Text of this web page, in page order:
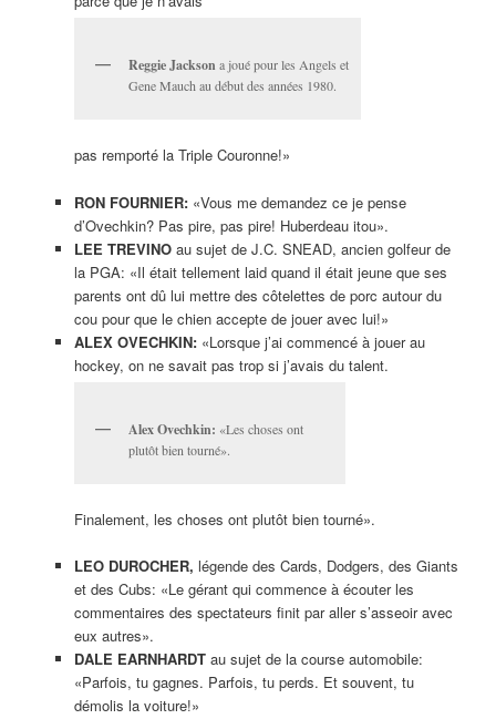
Reggie Jackson a joué pour les Angels et
Gene Mauch au début des années 1980.
pas remporté la Triple Couronne!»
RON FOURNIER: «Vous me demandez ce je pense
d’Ovechkin? Pas pire, pas pire! Huberdeau itou».
LEE TREVINO au sujet de J.C. SNEAD, ancien golfeur de
la PGA: «Il était tellement laid quand il était jeune que ses
parents ont dû lui mettre des côtelettes de porc autour du
cou pour que le chien accepte de jouer avec lui!»
ALEX OVECHKIN: «Lorsque j’ai commencé à jouer au
hockey, on ne savait pas trop si j’avais du talent.
Alex Ovechkin: «Les choses ont
plutôt bien tourné».
Finalement, les choses ont plutôt bien tourné».
LEO DUROCHER, légende des Cards, Dodgers, des Giants
et des Cubs: «Le gérant qui commence à écouter les
commentaires des spectateurs finit par aller s’asseoir avec
eux autres».
DALE EARNHARDTau sujet de la course automobile:
«Parfois, tu gagnes. Parfois, tu perds. Et souvent, tu
démolis la voiture!»